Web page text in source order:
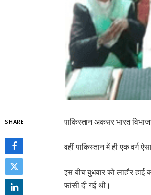
SHARE पाकिस्तान अकसर भारत
वहीं पाकिस्तान में ही एक वर्ग
इस बीच बुधवार को लाहौर
फांसी दी गई थी।